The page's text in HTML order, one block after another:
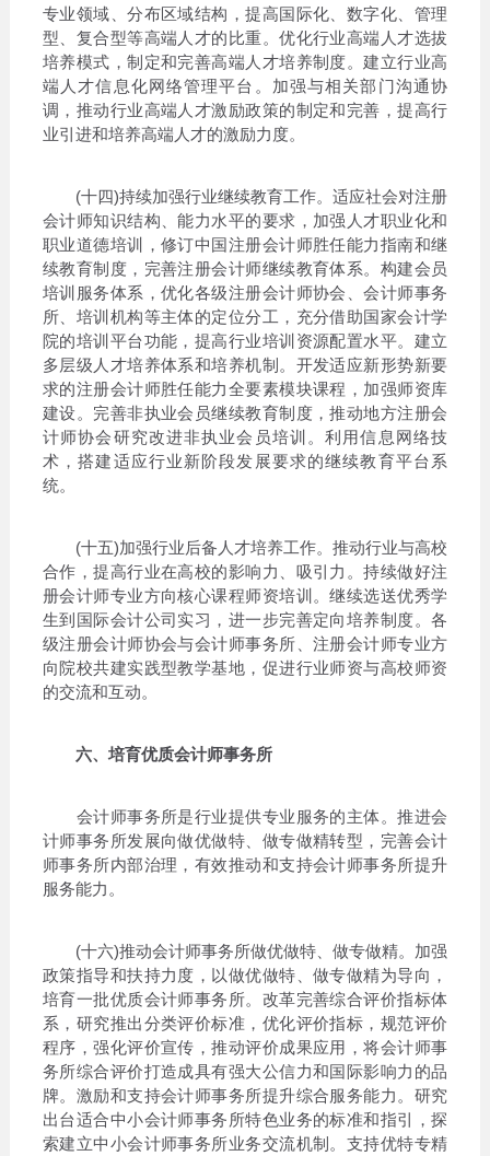
专业领域、分布区域结构，提高国际化、数字化、管理
型、复合型等高端人才的比重。优化行业高端人才选拔
培养模式，制定和完善高端人才培养制度。建立行业高
端人才信息化网络管理平台。加强与相关部门沟通协
调，推动行业高端人才激励政策的制定和完善，提高行
业引进和培养高端人才的激励力度。
(十四)持续加强行业继续教育工作。适应社会对注册
会计师知识结构、能力水平的要求，加强人才职业化和
职业道德培训，修订中国注册会计师胜任能力指南和继
续教育制度，完善注册会计师继续教育体系。构建会员
培训服务体系，优化各级注册会计师协会、会计师事务
所、培训机构等主体的定位分工，充分借助国家会计学
院的培训平台功能，提高行业培训资源配置水平。建立
多层级人才培养体系和培养机制。开发适应新形势新要
求的注册会计师胜任能力全要素模块课程，加强师资库
建设。完善非执业会员继续教育制度，推动地方注册会
计师协会研究改进非执业会员培训。利用信息网络技
术，搭建适应行业新阶段发展要求的继续教育平台系
统。
(十五)加强行业后备人才培养工作。推动行业与高校
合作，提高行业在高校的影响力、吸引力。持续做好注
册会计师专业方向核心课程师资培训。继续选送优秀学
生到国际会计公司实习，进一步完善定向培养制度。各
级注册会计师协会与会计师事务所、注册会计师专业方
向院校共建实践型教学基地，促进行业师资与高校师资
的交流和互动。
六、培育优质会计师事务所
会计师事务所是行业提供专业服务的主体。推进会
计师事务所发展向做优做特、做专做精转型，完善会计
师事务所内部治理，有效推动和支持会计师事务所提升
服务能力。
(十六)推动会计师事务所做优做特、做专做精。加强
政策指导和扶持力度，以做优做特、做专做精为导向，
培育一批优质会计师事务所。改革完善综合评价指标体
系，研究推出分类评价标准，优化评价指标，规范评价
程序，强化评价宣传，推动评价成果应用，将会计师事
务所综合评价打造成具有强大公信力和国际影响力的品
牌。激励和支持会计师事务所提升综合服务能力。研究
出台适合中小会计师事务所特色业务的标准和指引，探
索建立中小会计师事务所业务交流机制。支持优特专精